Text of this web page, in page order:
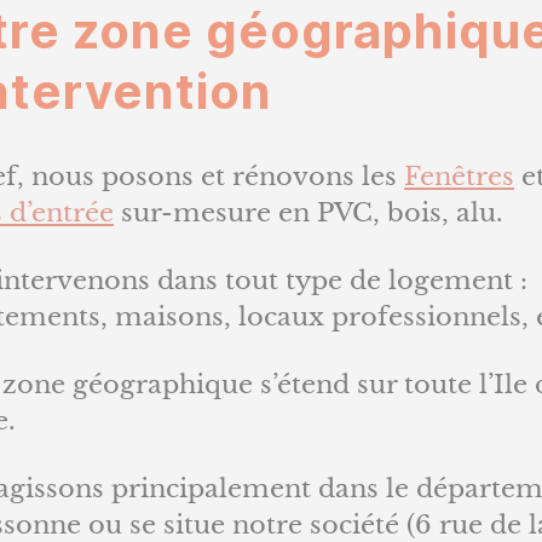
zone
nous posons et rénovons les Fenêtres
sur-mesure en PVC, bois, alu.
dans tout type de logement :
maisons, locaux professionnels,
géographique s’étend sur toute l’Ile
principalement dans le
ou se situe notre société (6 rue de